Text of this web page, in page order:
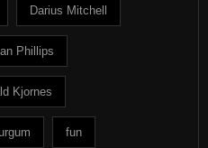
Darius Mitchell
Phillips
Kjornes
fun